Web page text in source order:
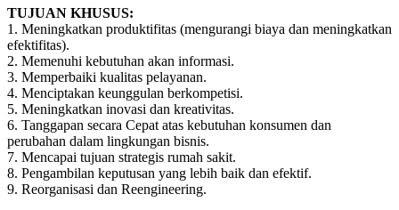
TUJUAN KHUSUS:
1. Meningkatkan produktifitas (mengurangi biaya dan meningkatkan
efektifitas).
2. Memenuhi kebutuhan akan informasi.
3. Memperbaiki kualitas pelayanan.
4. Menciptakan keunggulan berkompetisi.
5. Meningkatkan inovasi dan kreativitas.
6. Tanggapan secara Cepat atas kebutuhan konsumen dan
perubahan dalam lingkungan bisnis.
7. Mencapai tujuan strategis rumah sakit.
8. Pengambilan keputusan yang lebih baik dan efektif.
9. Reorganisasi dan Reengineering.